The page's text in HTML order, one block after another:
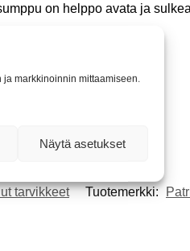
markkinoinnin mittaamiseen.
Näytä asetukset
on helppo avata ja
tarvikkeet Tuotemerkki: